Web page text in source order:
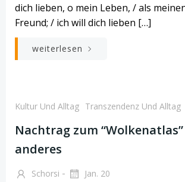
dich lieben, o mein Leben, / als
Freund; / ich will dich lieben […]
weiterlesen
Kultur Und Alltag Transzendenz Und Alltag
Nachtrag zum
anderes
Schorsi - Jan. 20